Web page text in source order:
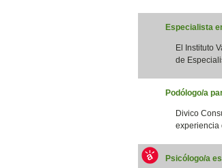
Especialista
El Instituto
de
Podólogo/a
Divico
experiencia
Psicólogo/a